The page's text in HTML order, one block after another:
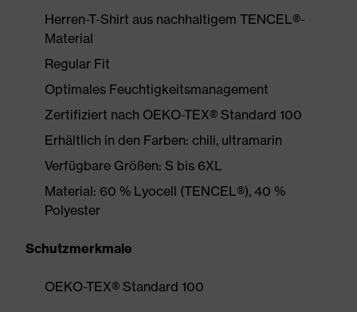
Herren-T-Shirt aus nachhaltigem TENCEL®-
Material
Regular Fit
Optimales Feuchtigkeitsmanagement
Zertifiziert nach OEKO-TEX® Standard 100
Erhältlich in den Farben: chili, ultramarin
Verfügbare Größen: S bis 6XL
Material: 60 % Lyocell (TENCEL®), 40 %
Polyester
Schutzmerkmale
OEKO-TEX® Standard 100